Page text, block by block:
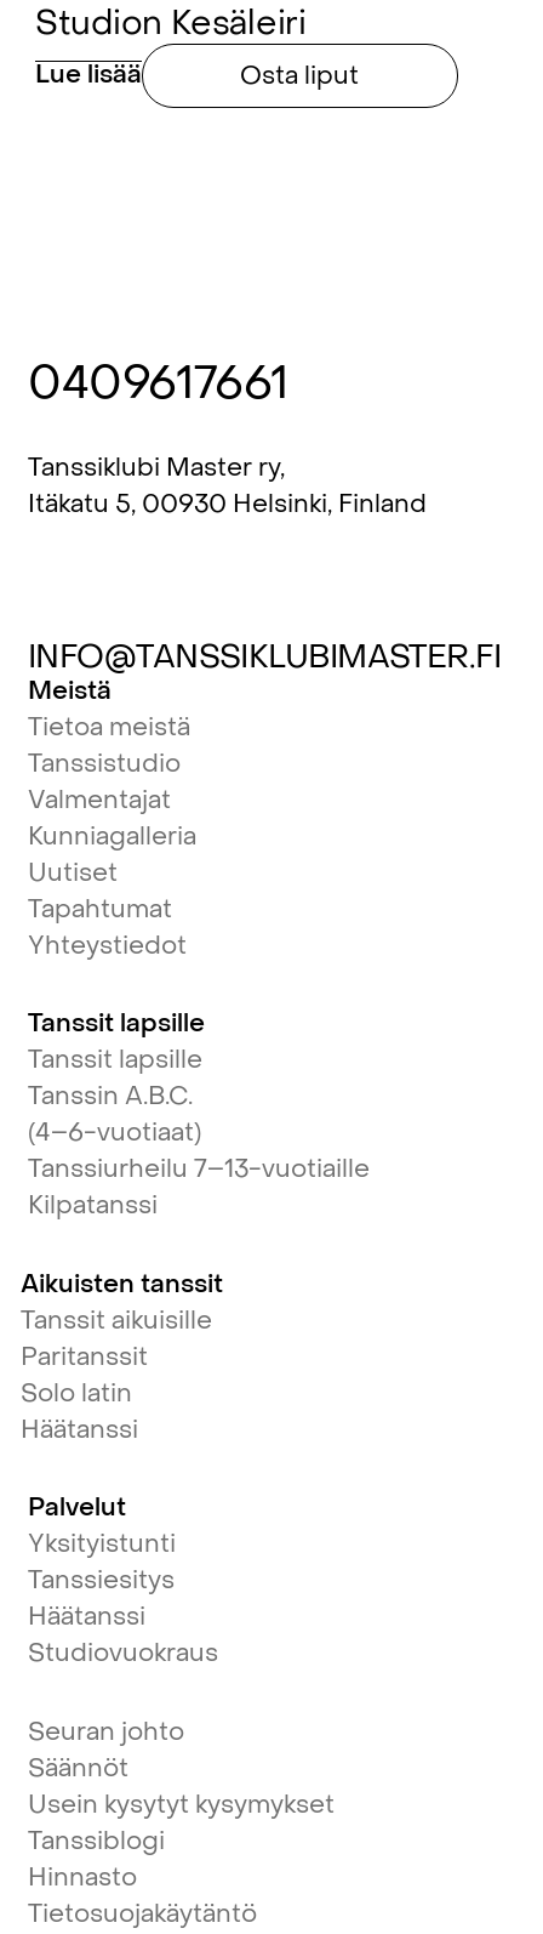
Studion Kesäleiri
Lue lisää Osta liput
0409617661
Tanssiklubi Master ry,
Itäkatu 5, 00930 Helsinki, Finland
INFO@TANSSIKLUBIMASTER.FI
Meistä
Tietoa meistä
Tanssistudio
Valmentajat
Kunniagalleria
Uutiset
Tapahtumat
Yhteystiedot
Tanssit lapsille
Tanssit lapsille
Tanssin A.B.C.
(4–6-vuotiaat)
Tanssiurheilu 7–13-vuotiaille
Kilpatanssi
Aikuisten tanssit
Tanssit aikuisille
Paritanssit
Solo latin
Häätanssi
Palvelut
Yksityistunti
Tanssiesitys
Häätanssi
Studiovuokraus
Seuran johto
Säännöt
Usein kysytyt kysymykset
Tanssiblogi
Hinnasto
Tietosuojakäytäntö